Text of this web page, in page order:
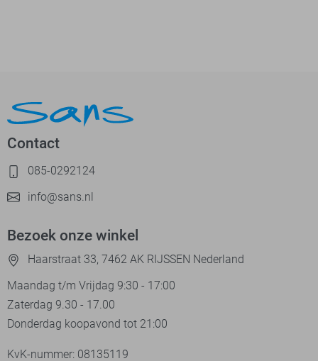
Contact
085-0292124
info@sans.nl
Bezoek onze winkel
Haarstraat 33, 7462 AK RIJSSEN Nederland
Maandag t/m Vrijdag 9:30 - 17:00
Zaterdag 9.30 - 17.00
Donderdag koopavond tot 21:00
KvK-nummer: 08135119